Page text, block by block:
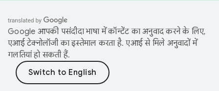
Google आपकी पसंदीदा भाषा में कॉन्टेंट का अनुवाद करने के लिए,
एआई टेक्नोलॉजी का इस्तेमाल करता है. एआई से मिले अनुवादों में
गलतियां हो सकती हैं.